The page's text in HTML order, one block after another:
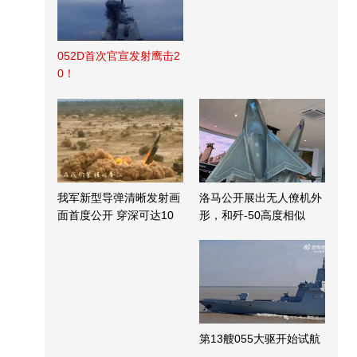
052D首次官宣发射鹰击2
0！
我军新型导弹清晰发射画
面首度公开 穿深可达10
洛马公开展出无人僚机外
形，和歼-50高度相似
第13艘055大驱开始试航